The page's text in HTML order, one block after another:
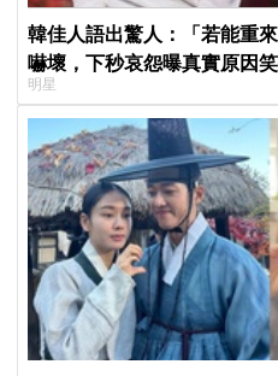
韓佳人語出驚人：「若能重
嚇壞，下秒哀怨曝真實原因
明星